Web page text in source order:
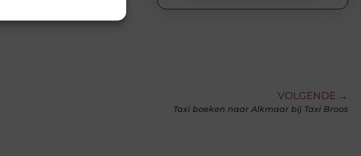
VOLGENDE →
Taxi boeken naar Alkmaar bij Taxi Broos